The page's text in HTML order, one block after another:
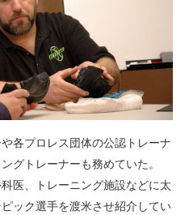
各プロレス団体の公認トレーナ
グトレーナーも務めていた。
医、トレーニング施設などに太
ック選手を渡米させ紹介してい